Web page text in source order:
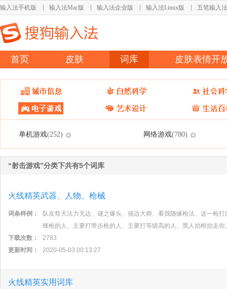
输入法手机版 输入法Mac版 输入法企业版 输入法Linux版 五笔输入法
首页 皮肤 词库 皮肤表情开
单机游戏(252) 网络游戏(780)
“射击游戏”分类下共有5个词库
火线精英武器、人物、枪械
词条样例：
队友祭天法力无边、谜之爆头、描边大师、看我随缘枪法、这一枪
锋枪的人、主要打带步枪的人、主要打等级高的人、黑人抬棺抬走
下载次数：
2783
更新时间：
2020-05-03 00:13:27
火线精英实用词库